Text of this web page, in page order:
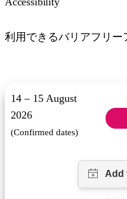
利用できるバリアフリー
14 – 15 August
2026
(Confirmed dates)